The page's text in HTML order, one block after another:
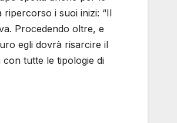
i suoi inizi: “Il
Procedendo oltre, e
egli dovrà risarcire il
tutte le tipologie di